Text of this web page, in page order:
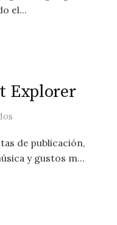
el...
Explorer
de publicación,
y gustos m...